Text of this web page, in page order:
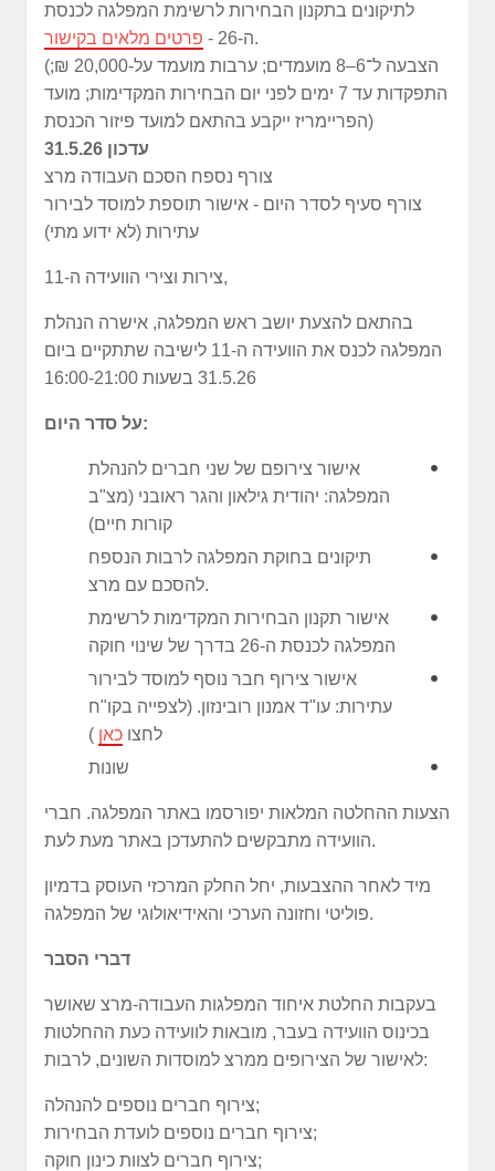
לתיקונים בתקנון הבחירות לרשימת המפלגה לכנסת
ה-26 -
פרטים מלאים בקישור
.
(הצבעה ל־6–8 מועמדים; ערבות מועמד על-20,000 ₪;
התפקדות עד 7 ימים לפני יום הבחירות המקדימות; מועד
הפריימריז ייקבע בהתאם למועד פיזור הכנסת)
עדכון 31.5.26
צורף נספח הסכם העבודה מרצ
צורף סעיף לסדר היום - אישור תוספת למוסד לבירור
עתירות (לא ידוע מתי)
צירות וצירי הוועידה ה-11,
בהתאם להצעת יושב ראש המפלגה, אישרה הנהלת
המפלגה לכנס את הוועידה ה-11 לישיבה שתתקיים ביום
31.5.26 בשעות 16:00-21:00
על סדר היום:
אישור צירופם של שני חברים להנהלת
המפלגה: יהודית גילאון והגר ראובני (מצ"ב
קורות חיים)
תיקונים בחוקת המפלגה לרבות הנספח
להסכם עם מרצ.
אישור תקנון הבחירות המקדימות לרשימת
המפלגה לכנסת ה-26 בדרך של שינוי חוקה
אישור צירוף חבר נוסף למוסד לבירור
עתירות: עו"ד אמנון רובינזון. (לצפייה בקו"ח
לחצו כאן )
שונות
הצעות ההחלטה המלאות יפורסמו באתר המפלגה. חברי
הוועידה מתבקשים להתעדכן באתר מעת לעת.
מיד לאחר ההצבעות, יחל החלק המרכזי העוסק בדמיון
פוליטי וחזונה הערכי והאידיאולוגי של המפלגה.
דברי הסבר
בעקבות החלטת איחוד המפלגות העבודה-מרצ שאושר
בכינוס הוועידה בעבר, מובאות לוועידה כעת ההחלטות
לאישור של הצירופים ממרצ למוסדות השונים, לרבות:
צירוף חברים נוספים להנהלה;
צירוף חברים נוספים לועדת הבחירות;
צירוף חברים לצוות כינון חוקה;